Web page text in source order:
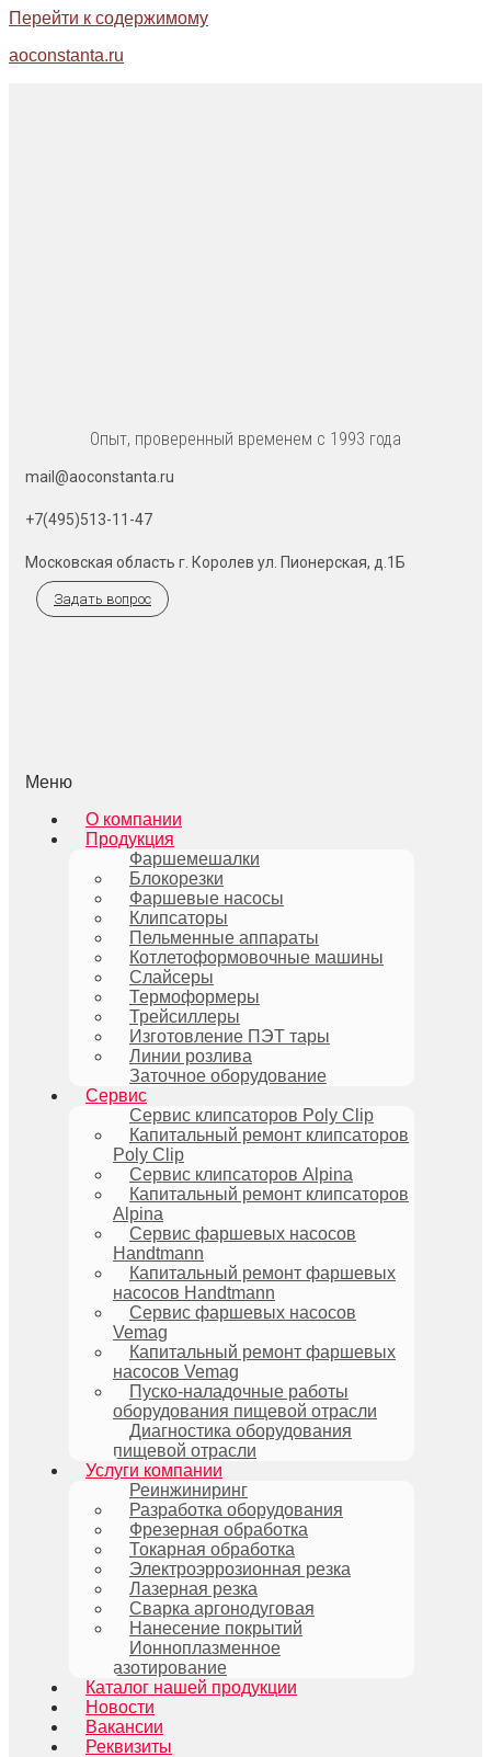
Перейти к содержимому
aoconstanta.ru
Опыт, проверенный временем с 1993 года
mail@aoconstanta.ru
+7(495)513-11-47
Московская область г. Королев ул. Пионерская, д.1Б
Задать вопрос
Меню
О компании
Продукция
Фаршемешалки
Блокорезки
Фаршевые насосы
Клипсаторы
Пельменные аппараты
Котлетоформовочные машины
Слайсеры
Термоформеры
Трейсиллеры
Изготовление ПЭТ тары
Линии розлива
Заточное оборудование
Сервис
Сервис клипсаторов Poly Clip
Капитальный ремонт клипсаторов
Poly Clip
Сервис клипсаторов Alpina
Капитальный ремонт клипсаторов
Alpina
Сервис фаршевых насосов
Handtmann
Капитальный ремонт фаршевых
насосов Handtmann
Сервис фаршевых насосов
Vemag
Капитальный ремонт фаршевых
насосов Vemag
Пуско-наладочные работы
оборудования пищевой отрасли
Диагностика оборудования
пищевой отрасли
Услуги компании
Реинжиниринг
Разработка оборудования
Фрезерная обработка
Токарная обработка
Электроэррозионная резка
Лазерная резка
Сварка аргонодуговая
Нанесение покрытий
Ионноплазменное
азотирование
Каталог нашей продукции
Новости
Вакансии
Реквизиты